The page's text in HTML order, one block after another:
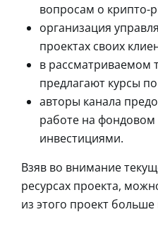
вопросам о крипто-
организация
проектах своих
в рассматриваемом
предлагают курсы
авторы канала
работе на фондовом
инвестициями.
Взяв во внимание
ресурсах проекта,
из этого проект больше